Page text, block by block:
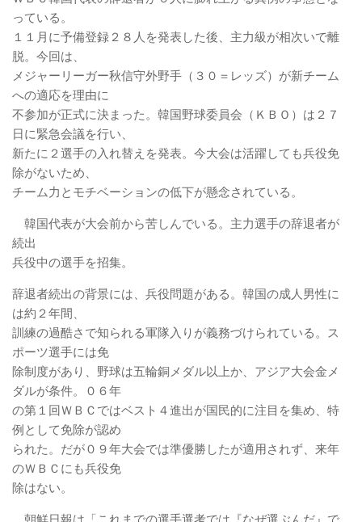
っている。
１１月に予備登録２８人を発表した後、主力級が相次いで離
脱。今回は、
メジャーリーガー秋信守外野手（３０＝レッズ）が新チーム
への適応を理由に
不参加が正式に決まった。韓国野球委員会（ＫＢＯ）は２７
日に緊急会議を行い、
新たに２選手の入れ替えを発表。今大会は活躍しても兵役免
除がないため、
チーム力とモチベーションの低下が懸念されている。
韓国代表が大会前から苦しんでいる。主力選手の辞退者が
続出
兵役中の選手を招集。
辞退者続出の背景には、兵役問題がある。韓国の成人男性に
は約２年間、
訓練の過酷さで知られる軍隊入りが義務づけられている。ス
ポーツ選手には免
除制度があり、野球は五輪銅メダル以上か、アジア大会金メ
ダルが条件。０６年
の第１回ＷＢＣではベスト４進出が国民的に注目を集め、特
例として免除が認め
られた。だが０９年大会では準優勝したが適用されず、来年
のＷＢＣにも兵役免
除はない。